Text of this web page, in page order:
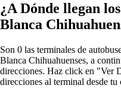
¿A Dónde llegan
Blanca
Son 0 las terminales de
Blanca Chihuahuenses, a
direcciones. Haz click en "Ver
direcciones al terminal desde tu